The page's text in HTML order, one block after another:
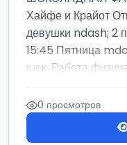
Хайфе и Крайот
девушки ndash; 2
15:45 Пятница
шек. Работа
0 просмотров